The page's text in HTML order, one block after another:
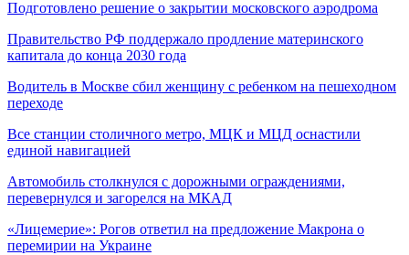
Подготовлено решение о закрытии московского аэродрома
Правительство РФ поддержало продление материнского
капитала до конца 2030 года
Водитель в Москве сбил женщину с ребенком на пешеходном
переходе
Все станции столичного метро, МЦК и МЦД оснастили
единой навигацией
Автомобиль столкнулся с дорожными ограждениями,
перевернулся и загорелся на МКАД
«Лицемерие»: Рогов ответил на предложение Макрона о
перемирии на Украине